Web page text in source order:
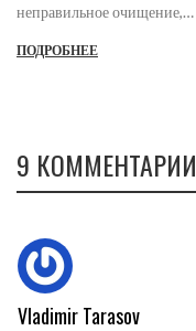
неправильное очищение,
выдавливание прыщей и
ПОДРОБНЕЕ
9 КОММЕНТАРИИ
Vladimir Tarasov